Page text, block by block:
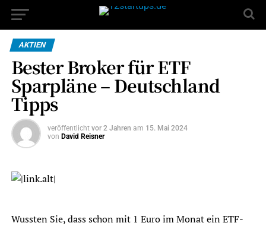
AKTIEN
Bester Broker für ETF
Sparpläne – Deutschland
Tipps
veröffentlicht vor 2 Jahren am 15. Mai 2024
von David Reisner
Wussten Sie, dass schon mit 1 Euro im Monat ein ETF-